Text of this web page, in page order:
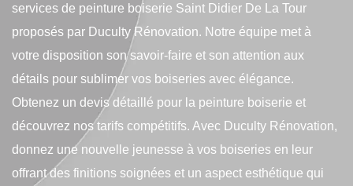
services de peinture boiserie Saint Didier De La Tour
proposés par Duculty Rénovation. Notre équipe met à
votre disposition son savoir-faire et son attention aux
détails pour sublimer vos boiseries avec élégance.
Obtenez un devis détaillé pour la peinture boiserie et
découvrez nos tarifs compétitifs. Avec Duculty Rénovation,
donnez une nouvelle jeunesse à vos boiseries en leur
offrant des finitions soignées et un aspect esthétique qui